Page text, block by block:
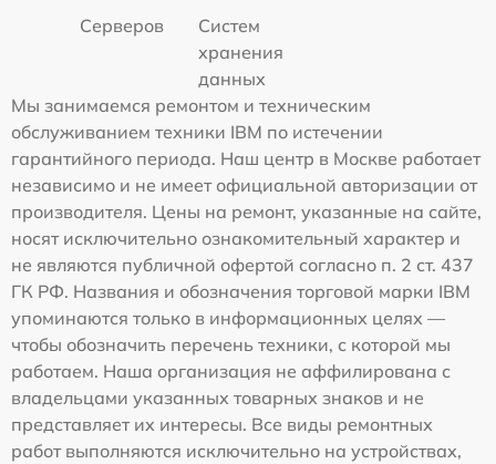
Серверов
Систем
хранения
данных
Мы занимаемся ремонтом и техническим
обслуживанием техники IBM по истечении
гарантийного периода. Наш центр в Москве работает
независимо и не имеет официальной авторизации от
производителя. Цены на ремонт, указанные на сайте,
носят исключительно ознакомительный характер и
не являются публичной офертой согласно п. 2 ст. 437
ГК РФ. Названия и обозначения торговой марки IBM
упоминаются только в информационных целях —
чтобы обозначить перечень техники, с которой мы
работаем. Наша организация не аффилирована с
владельцами указанных товарных знаков и не
представляет их интересы. Все виды ремонтных
работ выполняются исключительно на устройствах,